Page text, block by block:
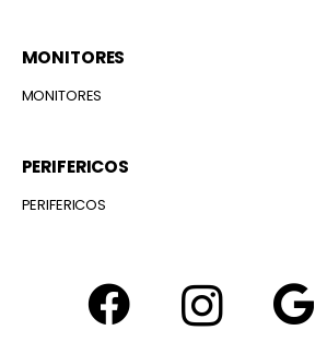
MONITORES
MONITORES
PERIFERICOS
PERIFERICOS